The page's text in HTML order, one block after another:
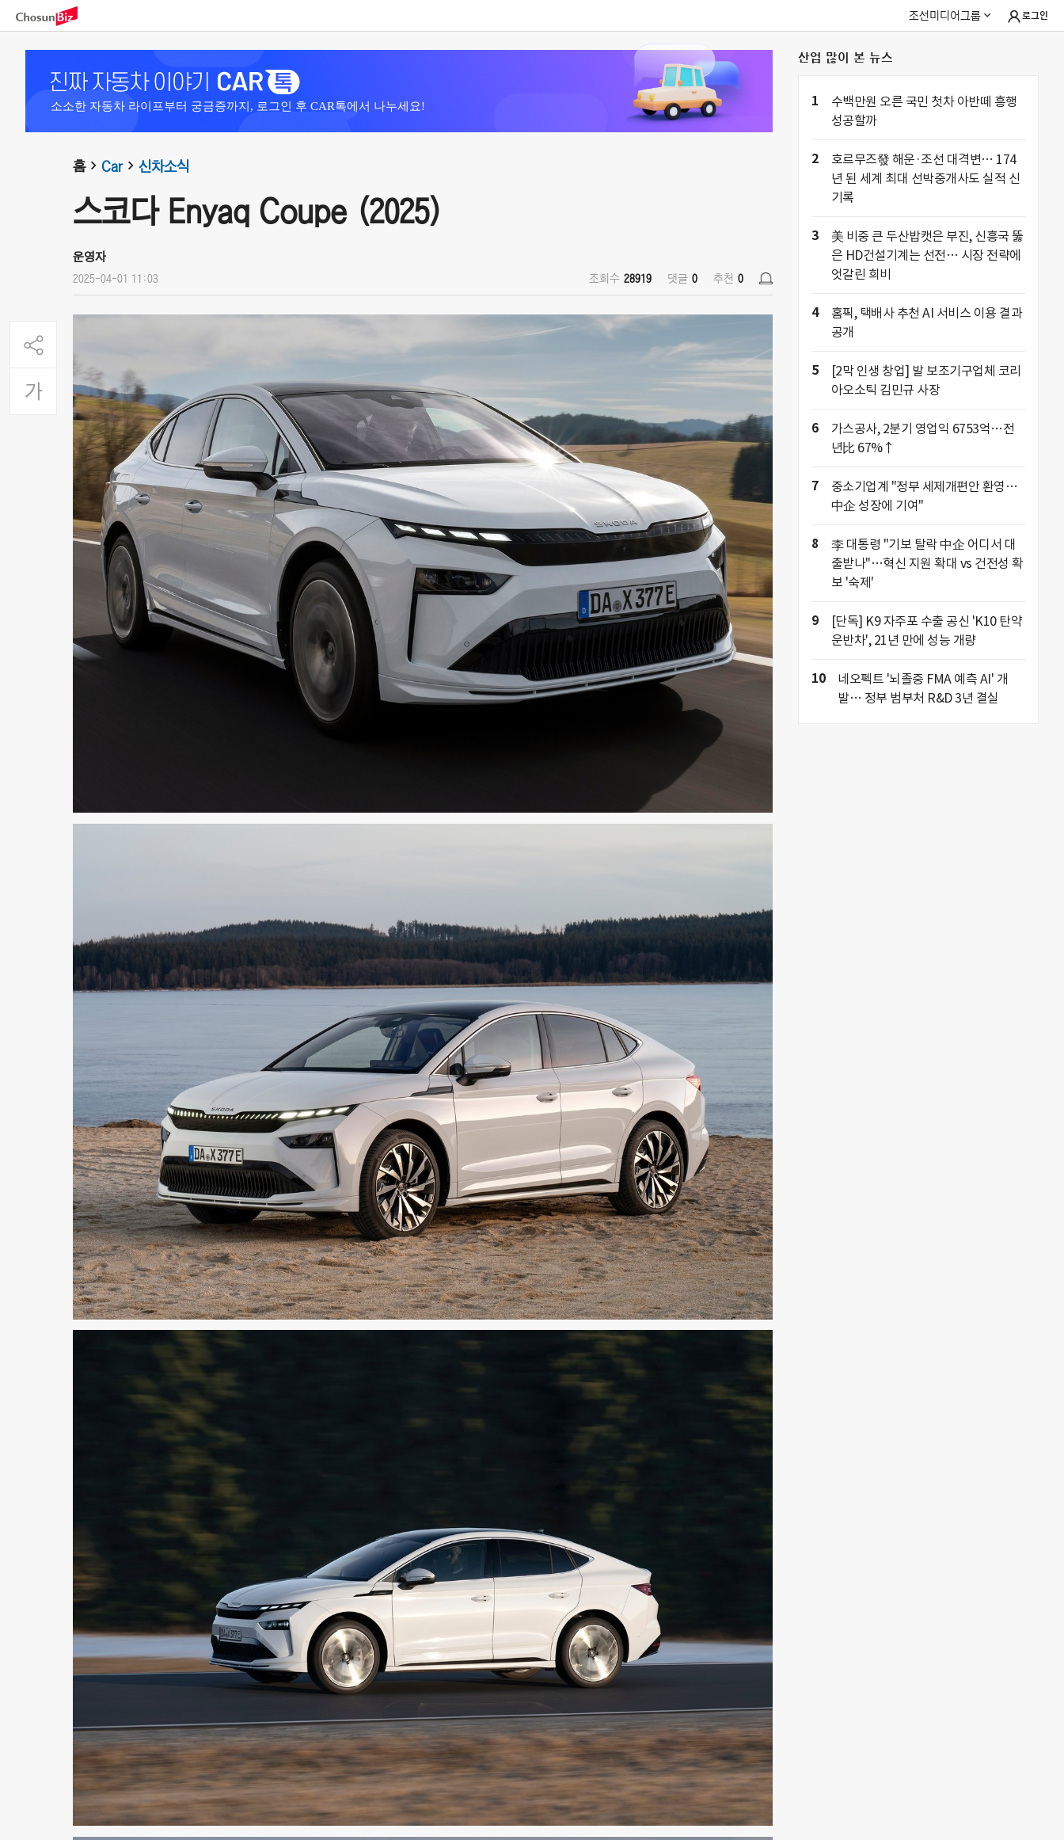
조선미디어그룹 로그인
소소한 자동차 라이프부터 궁금증까지, 로그인 후 CAR톡에서 나누세요!
홈 Car 신차소식
스코다 Enyaq Coupe (2025)
운영자
2025-04-01 11:03 조회수 28919 댓글 0 추천 0
산업 많이 본 뉴스